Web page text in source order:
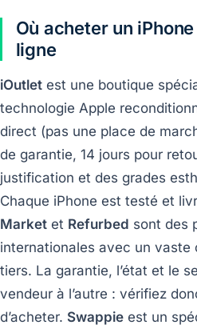
Où acheter un
ligne
iOutlet est une boutique
technologie Apple
direct (pas une place de
de garantie, 14 jours pour
justification et des grades
Chaque iPhone est testé et
Market et Refurbed sont des
internationales avec un vaste
tiers. La garantie, l’état et le
vendeur à l’autre : vérifiez
d’acheter. Swappie est un